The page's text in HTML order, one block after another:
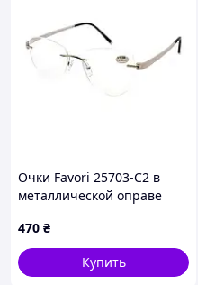
Очки Favori 25703-C2 в
металлической оправе
470 ₴
Купить